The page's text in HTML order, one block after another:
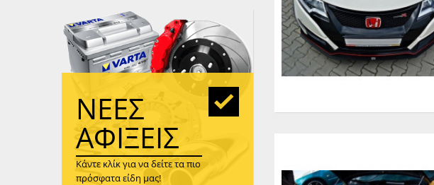
RENAULT
WASTEGATE
ΑΝΤΛΊΑ ΒΕΝΖΊΝΗΣ
ΛΕΊΠΤΗΣ ΥΠΟΠΊΕΣΗΣ
(TURBO)
ΝΈΕΣ
ΑΦΊΞΕΙΣ
Κάντε κλίκ για να δείτε τα πιο
πρόσφατα είδη μας!